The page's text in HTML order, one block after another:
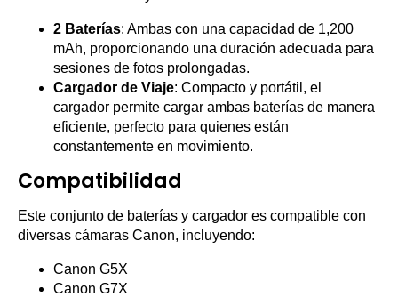
2 Baterías: Ambas con una capacidad de 1,200
mAh, proporcionando una duración adecuada para
sesiones de fotos prolongadas.
Cargador de Viaje: Compacto y portátil, el
cargador permite cargar ambas baterías de manera
eficiente, perfecto para quienes están
constantemente en movimiento.
Compatibilidad
Este conjunto de baterías y cargador es compatible con
diversas cámaras Canon, incluyendo:
Canon G5X
Canon G7X